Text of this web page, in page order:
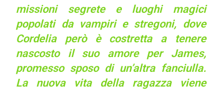
missioni segrete e luoghi magici
popolati da vampiri e stregoni, dove
Cordelia però è costretta a tenere
nascosto il suo amore per James,
promesso sposo di un’altra fanciulla.
La nuova vita della ragazza viene